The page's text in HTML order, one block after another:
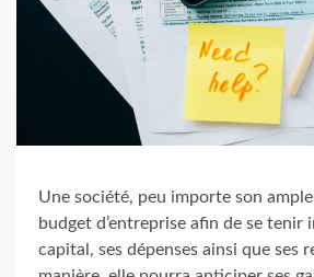
Une société, peu importe son
budget d’entreprise afin de se tenir
capital, ses dépenses ainsi que ses